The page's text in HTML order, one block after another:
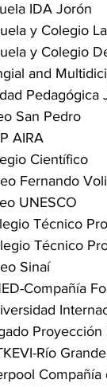
IDA Jorón
y Colegio
y Colegio
and
Pedagógica
San Pedro
AIRA
Científico
Fernando
UNESCO
Técnico
Técnico
Sinaí
Compañía
Proyección
Río Grande
Compañía